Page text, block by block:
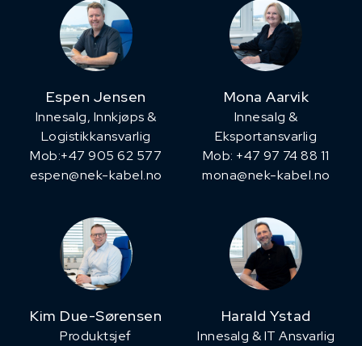
Espen Jensen
Innesalg, ​Innkjøps &
Logistikkansvarlig
Mob:+47 905 62 577
espen@nek-kabel.no
Mona Aarvik
Innesalg &
Eksportansvarlig
Mob: +47 97 74 88 11
mona@nek-kabel.no
Kim Due-Sørensen
Produktsjef
Harald Ystad
Innesalg & IT Ansvarlig